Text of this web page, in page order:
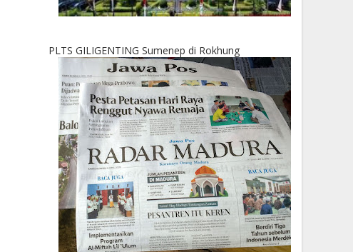
PLTS GILIGENTING Sumenep di Rokhung